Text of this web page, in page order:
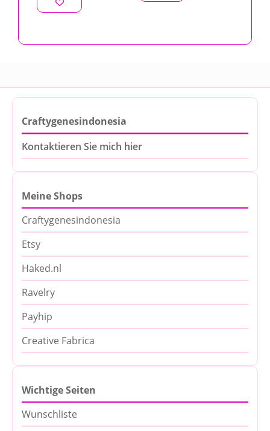
Craftygenesindonesia
Kontaktieren Sie mich hier
Meine Shops
Craftygenesindonesia
Etsy
Haked.nl
Ravelry
Payhip
Creative Fabrica
Wichtige Seiten
Wunschliste